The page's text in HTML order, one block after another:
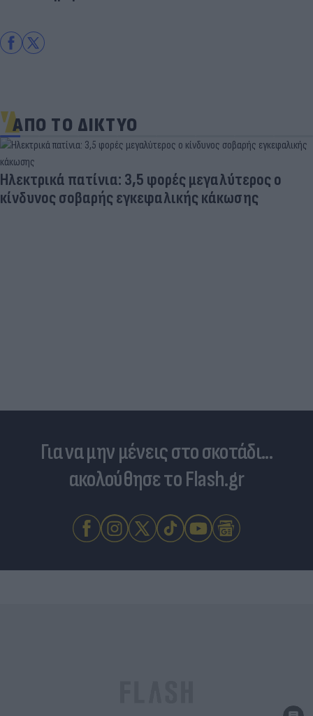
ΑΠΟ ΤΟ ΔΙΚΤΥΟ
Ηλεκτρικά πατίνια: 3,5 φορές μεγαλύτερος ο
κίνδυνος σοβαρής εγκεφαλικής κάκωσης
Για να μην μένεις στο σκοτάδι...
ακολούθησε το Flash.gr